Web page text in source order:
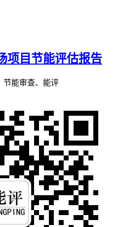
项目节能评估报告
节能审查、能评